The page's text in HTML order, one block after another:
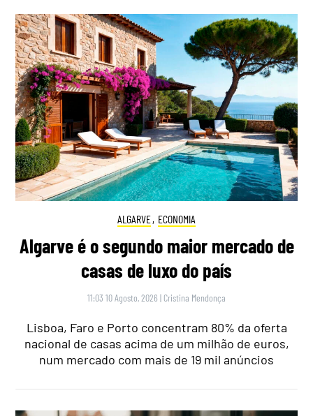
ALGARVE, ECONOMIA
Algarve é o segundo maior mercado de
casas de luxo do país
11:03 10 Agosto, 2026 | Cristina Mendonça
Lisboa, Faro e Porto concentram 80% da oferta
nacional de casas acima de um milhão de euros,
num mercado com mais de 19 mil anúncios